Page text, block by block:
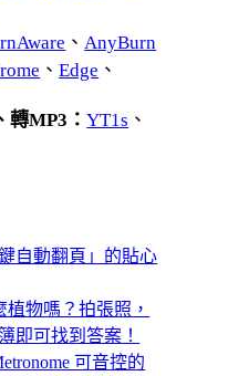
、 AnyBurn
、Edge 、
轉MP3：YT1s 、
自動翻頁」的貼心
物嗎？拍張照，
即可找到答案！
可音控的